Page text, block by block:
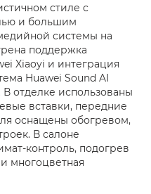
стиле с
и большим
системы на
поддержка
Xiaoyi и интеграция
Huawei Sound AI
отделке использованы
вставки, передние
оснащены обогревом,
В салоне
контроль, подогрев
многоцветная